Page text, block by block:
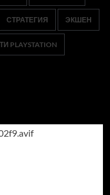
СТРАТЕГИЯ ЭКШЕН
PLAYSTATION